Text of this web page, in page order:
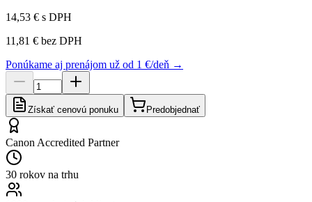
14,53 € s DPH
11,81 € bez DPH
Ponúkame aj prenájom už od 1 €/deň →
Získať cenovú ponuku Predobjednať
Canon Accredited Partner
30 rokov na trhu